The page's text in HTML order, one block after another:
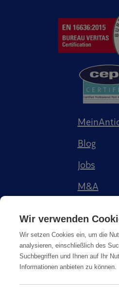
Blog
Jobs
M&A
Wir verwenden
Wir setzen Cookies ein, um die
analysieren, einschließlich des
Suchbegriffen und Ihnen auf Ihr
Informationen anbieten zu können.